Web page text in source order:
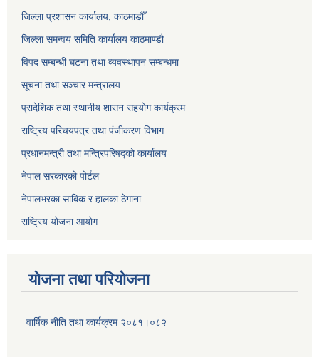
जिल्ला प्रशासन कार्यालय, काठमाडौँ
जिल्ला समन्वय समिति कार्यालय काठमाण्ड‌ौ
विपद सम्बन्धी घटना तथा व्यवस्थापन सम्बन्धमा
सूचना तथा सञ्चार मन्त्रालय
प्रादेशिक तथा स्थानीय शासन सहयोग कार्यक्रम
राष्ट्रिय परिचयपत्र तथा पंजीकरण विभाग
प्रधानमन्त्री तथा मन्त्रिपरिषद्को कार्यालय
नेपाल सरकारको पोर्टल
नेपालभरका साबिक र हालका ठेगाना
राष्ट्रिय योजना आयोग
योजना तथा परियोजना
वार्षिक नीति तथा कार्यक्रम २०८१।०८२